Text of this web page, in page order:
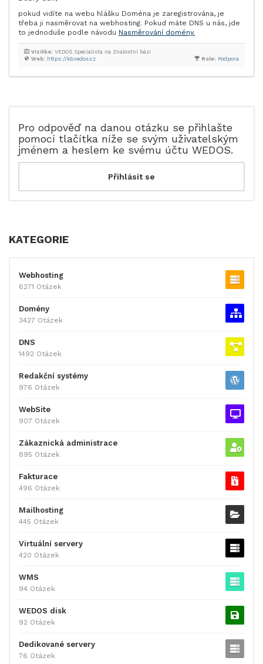
pokud vidíte na webu hlášku Doména je zaregistrována, je
třeba ji nasměrovat na webhosting. Pokud máte DNS u nás, jde
to jednoduše podle návodu Nasměrování domény.
Role: Podpora
Web: https://kb.vedos.cz
Vizitka: VEDOS Specialista na Znalostní bázi
Pro odpověď na danou otázku se přihlašte
pomocí tlačítka níže se svým uživatelským
jménem a heslem ke svému účtu WEDOS.
KATEGORIE
Webhosting
6271 Otázek
Domény
3427 Otázek
DNS
1492 Otázek
Redakční systémy
976 Otázek
WebSite
907 Otázek
Zákaznická administrace
895 Otázek
Fakturace
496 Otázek
Mailhosting
445 Otázek
Virtuální servery
420 Otázek
WMS
94 Otázek
WEDOS disk
92 Otázek
Dedikované servery
76 Otázek